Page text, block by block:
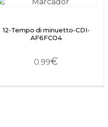
12-Tempo di minuetto-CDI-
AF6FCO4
0.99€